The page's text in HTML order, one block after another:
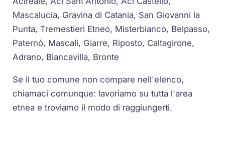
Mascalucia, Gravina di Catania, San Giovanni la
Punta, Tremestieri Etneo, Misterbianco, Belpasso,
Paternò, Mascali, Giarre, Riposto, Caltagirone,
Adrano, Biancavilla, Bronte
Se il tuo comune non compare nell'elenco,
chiamaci comunque: lavoriamo su tutta l'area
etnea e troviamo il modo di raggiungerti.